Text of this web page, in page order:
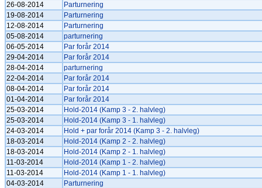
26-08-2014
Parturnering
19-08-2014
Parturnering
12-08-2014
Parturnering
05-08-2014
parturnering
06-05-2014
Par forår 2014
29-04-2014
Par forår 2014
28-04-2014
parturnering
22-04-2014
Par forår 2014
08-04-2014
Par forår 2014
01-04-2014
Par forår 2014
25-03-2014
Hold-2014 (Kamp 3 - 2. halvleg)
25-03-2014
Hold-2014 (Kamp 3 - 1. halvleg)
24-03-2014
Hold + par forår 2014 (Kamp 3 - 2. halvleg)
18-03-2014
Hold-2014 (Kamp 2 - 2. halvleg)
18-03-2014
Hold-2014 (Kamp 2 - 1. halvleg)
11-03-2014
Hold-2014 (Kamp 1 - 2. halvleg)
11-03-2014
Hold-2014 (Kamp 1 - 1. halvleg)
04-03-2014
Parturnering